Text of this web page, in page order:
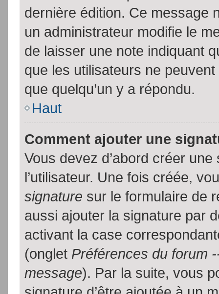
dernière édition. Ce message
un administrateur modifie le
de laisser une note indiquant
que les utilisateurs ne
que quelqu’un y a répondu.
Haut
Comment ajouter une
Vous devez d’abord créer
l’utilisateur. Une fois créée,
signature sur le formulaire de
aussi ajouter la signature par
activant la case
(onglet Préférences du forum
message). Par la suite, vous